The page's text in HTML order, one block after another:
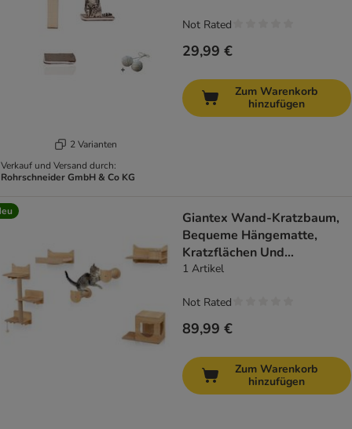
2 Varianten
Verkauf und Versand durch:
Rohrschneider GmbH & Co KG
29,99 €
Not Rated
Zum Warenkorb
hinzufügen
Giantex Wand-Kratzbaum,
Bequeme Hängematte,
Kratzflächen Und
Plattformen
1 Artikel
89,99 €
Not Rated
Zum Warenkorb
hinzufügen